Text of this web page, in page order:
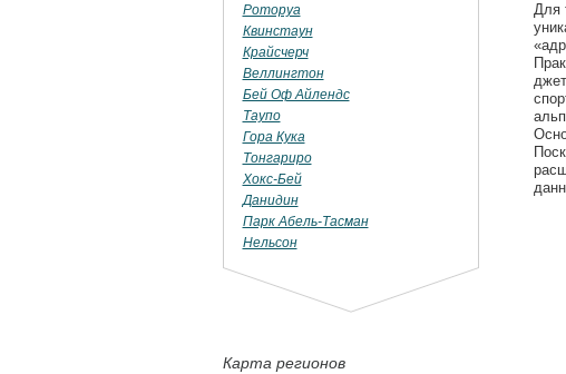
Роторуа
Квинстаун
Крайсчерч
Веллингтон
Бей Оф Айлендс
Таупо
Гора Кука
Тонгариро
Хокс-Бей
Данидин
Парк Абель-Тасман
Нельсон
Карта регионов
Для